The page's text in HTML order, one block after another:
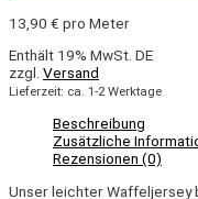
13,90 € pro Meter
Enthält 19% MwSt. DE
zzgl. Versand
Lieferzeit: ca. 1-2 Werktage
Beschreibung
Zusätzliche
Rezensionen (0)
Unser leichter Waffeljersey